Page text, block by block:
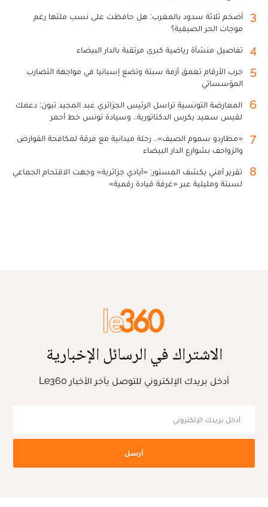
3
أضخم ثلاثة سدود بالمغرب: هل حافظت على نسب ملئها رغم
موجات الحر الصيفية؟
4 تفاصيل منشأة رياضية كبرى مرتقبة بالدار البيضاء
5
حرب الأرقام تعمق أزمة سبتة وتضع إسبانيا في مواجهة التضارب
المؤسساتي
6
المعارضة التونسية تراسل الرئيس الجزائري عبد المجيد تبون: دعمك
لقيس سعيد يكرس الدكتاتورية.. وسيادة تونس خط أحمر
7
«مطارِدو سموم الصيف».. رحلة ميدانية مع فرقة لمكافحة القوارض
والزواحف بشوارع الدار البيضاء
8
تقرير أمني يكشف المستور: «أيادي جزائرية» وجهت الاقتحام الجماعي
لسبتة ومليلية عبر «غرفة قيادة رقمية»
الاشتراك في الرسائل الإخبارية
أدخل بريدك الإلكتروني للتوصل بآخر الأخبار Le360
أرسل